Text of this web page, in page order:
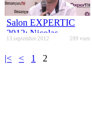
Salon EXPERTIC
2012: Nicolas
BRULPORT, Dole
Solus Informatiques
13 septembre 2012 599 vues
|< < 1 2